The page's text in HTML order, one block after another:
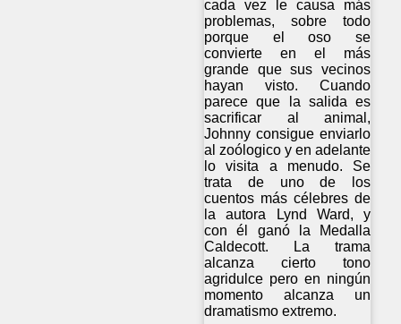
cada vez le causa más
problemas, sobre todo
porque el oso se
convierte en el más
grande que sus vecinos
hayan visto. Cuando
parece que la salida es
sacrificar al animal,
Johnny consigue enviarlo
al zoólogico y en adelante
lo visita a menudo. Se
trata de uno de los
cuentos más célebres de
la autora Lynd Ward, y
con él ganó la Medalla
Caldecott. La trama
alcanza cierto tono
agridulce pero en ningún
momento alcanza un
dramatismo extremo.